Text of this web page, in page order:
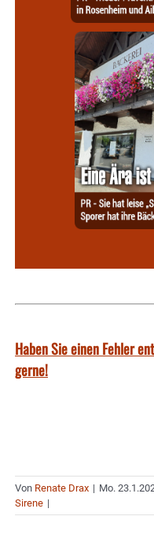
Haben Sie einen Fehler
gerne!
Von Renate Drax | Mo.
Sirene |